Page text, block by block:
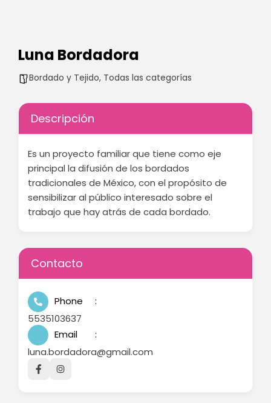
Luna Bordadora
Bordado y Tejido, Todas las categorías
Descripción
Es un proyecto familiar que tiene como eje
principal la difusión de los bordados
tradicionales de México, con el propósito de
sensibilizar al público interesado sobre el
trabajo que hay atrás de cada bordado.
Contacto
Phone
5535103637
Email
luna.bordadora@gmail.com